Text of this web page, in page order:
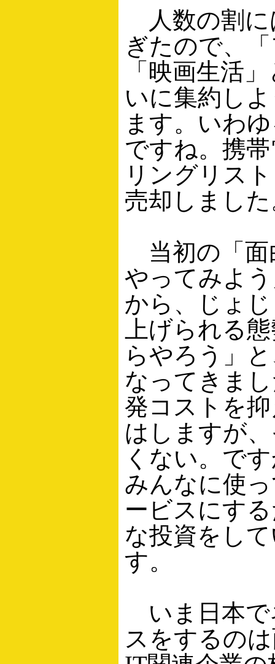
人数の割に
ぎたので、
「映画生活
いに集約し
ます。いわ
ですね。携
リングリス
売却しまし
当初の「面
やってみよ
から、じょ
上げられる
らやろう」
なってきま
発コストを
はしますが
くない。で
みんなに使
ービスにす
な投資をし
す。
いま日本で
スをするの